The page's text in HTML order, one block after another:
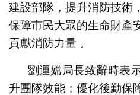
建設部隊，提升消防技術
保障市民大眾的生命財產
貢獻消防力量 。
劉運嫦局長致辭時表
升團隊效能；優化後勤保